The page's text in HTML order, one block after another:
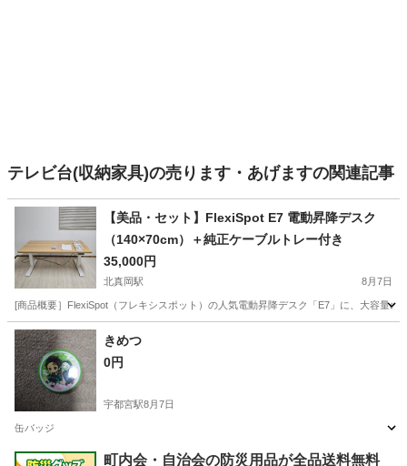
テレビ台(収納家具)の売ります・あげますの関連記事
【美品・セット】FlexiSpot E7 電動昇降デスク
（140×70cm）＋純正ケーブルトレー付き
35,000円
北真岡駅 8月7日
[商品概要］FlexiSpot（フレキシスポット）の人気電動昇降デスク「E7」に、大容量
栃木 真岡市 北真岡駅
きめつ
0円
宇都宮駅8月7日
缶バッジ
栃木 宇都宮市 宇都宮駅 家具 缶バッジ
町内会・自治会の防災用品が全品送料無料